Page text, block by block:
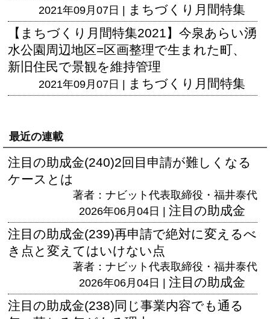
2021年09月07日 | まちづくり月間特集
【まちづくり月間特集2021】今泉あらい湧
水公園周辺地区=区画整理で生まれた町、
新旧住民で景観を維持管理
2021年09月07日 | まちづくり月間特集
最近の連載
注目の助成金(240)2回目申請が難しくなる
ケースとは
著者：ナビット代表取締役・福井泰代
2026年06月04日 | 注目の助成金
注目の助成金(239)再申請で絶対に変えるべ
き点と変えてはいけない点
著者：ナビット代表取締役・福井泰代
2026年06月04日 | 注目の助成金
注目の助成金(238)同じ事業内容でも通る